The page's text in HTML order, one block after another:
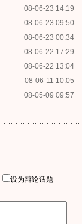
08-06-23 14:19
08-06-23 09:50
08-06-23 00:34
08-06-22 17:29
08-06-22 13:04
08-06-11 10:05
08-05-09 09:57
设为辩论话题